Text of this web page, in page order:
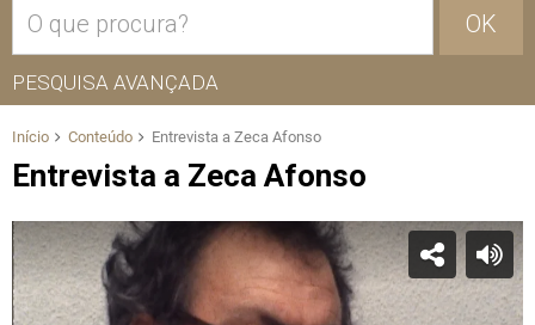
OK
PESQUISA AVANÇADA
Início Conteúdo Entrevista a Zeca Afonso
Entrevista a Zeca Afonso